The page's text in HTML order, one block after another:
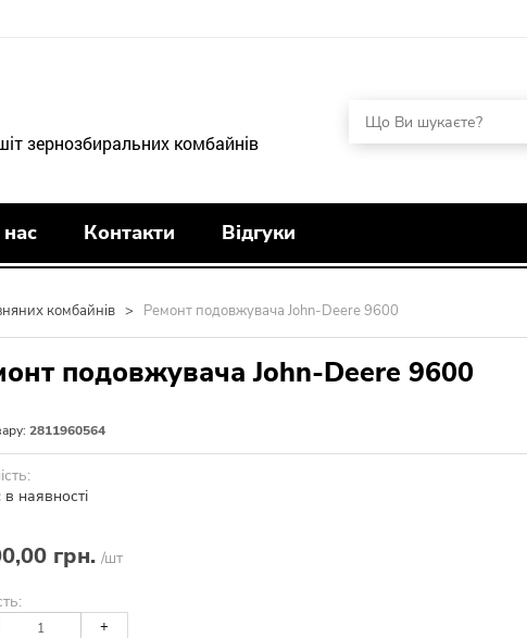
зернозбиральних комбайнів
Контакти Відгуки
комбайнів > Ремонт подовжувача John-Deere 9600
подовжувача John-Deere 9600
2811960564
наявності
грн. /шт
+